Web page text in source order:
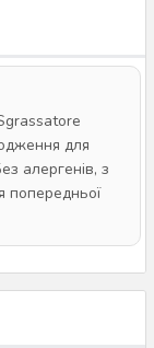
для
алергенів, з
попередньої